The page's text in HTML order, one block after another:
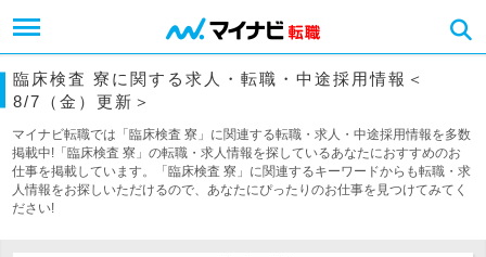
臨床検査 寮に関する求人・転職・中途採用情報＜
8/7（金）更新＞
マイナビ転職では「臨床検査 寮」に関連する転職・求人・中途採用情報を多数
掲載中!「臨床検査 寮」の転職・求人情報を探しているあなたにおすすめのお
仕事を掲載しています。「臨床検査 寮」に関連するキーワードからも転職・求
人情報をお探しいただけるので、あなたにぴったりのお仕事を見つけてみてく
ださい!